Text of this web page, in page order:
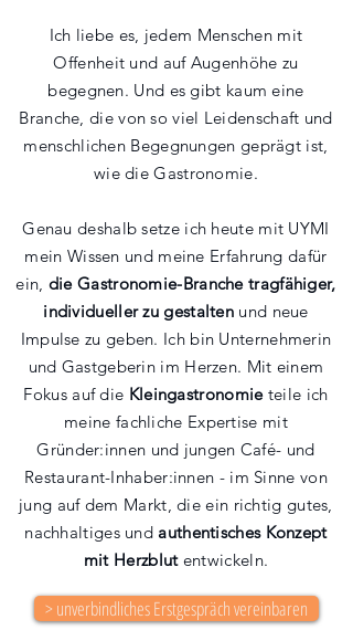
Ich liebe es, jedem Menschen mit
Offenheit und auf Augenhöhe zu
begegnen. Und es gibt kaum eine
Branche, die von so viel Leidenschaft und
menschlichen Begegnungen geprägt ist,
wie die Gastronomie.
Genau deshalb setze ich heute mit UYMI
mein Wissen und meine Erfahrung dafür
ein, die Gastronomie-Branche tragfähiger,
individueller zu gestalten und neue
Impulse zu geben. Ich bin Unternehmerin
und Gastgeberin im Herzen. Mit einem
Fokus auf die Kleingastronomieteile ich
meine fachliche Expertise mit
Gründer:innen und jungen Café- und
Restaurant-Inhaber:innen - im Sinne von
jung auf dem Markt, die ein richtig gutes,
nachhaltiges und authentisches Konzept
mit Herzblutentwickeln.
> unverbindliches Erstgespräch vereinbaren